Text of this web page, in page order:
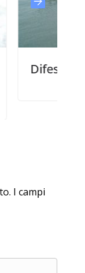
della fede /
I campi